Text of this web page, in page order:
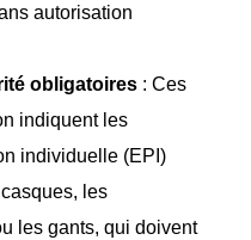
autorisation
obligatoires: Ces
indiquent les
individuelle (EPI)
les
les gants, qui doivent